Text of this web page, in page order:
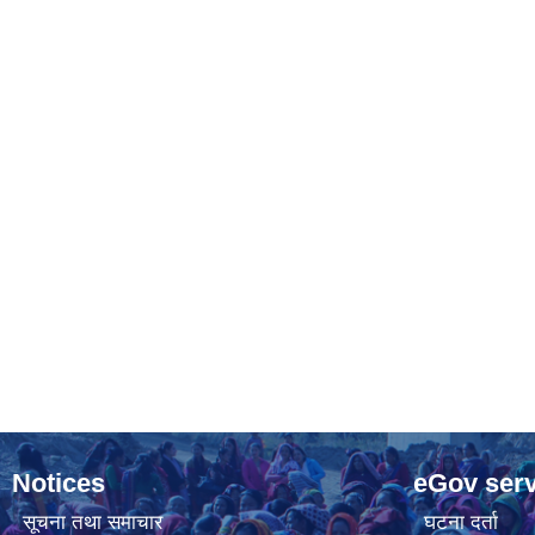
Notices
सूचना तथा समाचार
eGov
घटना दर्ता